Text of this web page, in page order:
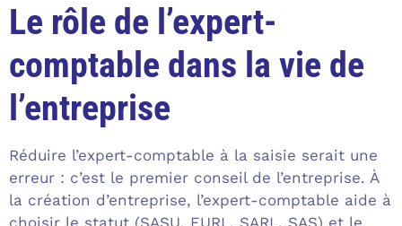
Le rôle de l’expert-
comptable dans la vie de
l’entreprise
Réduire l’expert-comptable à la saisie serait une
erreur : c’est le premier conseil de l’entreprise. À
la création d’entreprise, l’expert-comptable aide à